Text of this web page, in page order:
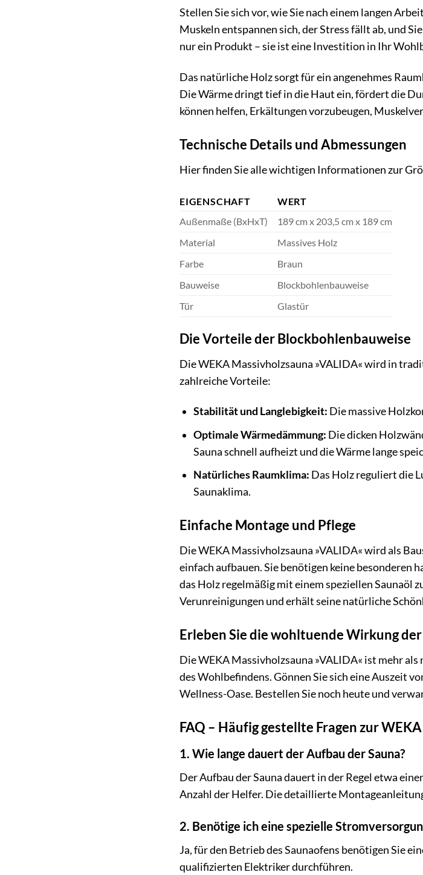
Stellen Sie sich vor, wie Sie nach einem langen
Muskeln entspannen sich, der Stress fällt ab, und
nur ein Produkt – sie ist eine Investition in Ihr
Das natürliche Holz sorgt für ein angenehmes
Die Wärme dringt tief in die Haut ein, fördert die
können helfen, Erkältungen vorzubeugen,
Technische Details und Abmessungen
Hier finden Sie alle wichtigen Informationen zur
EIGENSCHAFT
WERT
Außenmaße (BxHxT)
189 cm x 203,5 cm x 189 cm
Material
Massives Holz
Farbe
Braun
Bauweise
Blockbohlenbauweise
Tür
Glastür
Die Vorteile der Blockbohlenbauweise
Die WEKA Massivholzsauna »VALIDA« wird in
zahlreiche Vorteile:
Stabilität und Langlebigkeit: Die massive
Optimale Wärmedämmung: Die dicken
Sauna schnell aufheizt und die Wärme lange
Natürliches Raumklima: Das Holz reguliert die
Saunaklima.
Einfache Montage und Pflege
Die WEKA Massivholzsauna »VALIDA« wird als
einfach aufbauen. Sie benötigen keine besonderen
das Holz regelmäßig mit einem speziellen Saunaöl
Verunreinigungen und erhält seine natürliche
Erleben Sie die wohltuende Wirkung der
Die WEKA Massivholzsauna »VALIDA« ist mehr
des Wohlbefindens. Gönnen Sie sich eine Auszeit
Wellness-Oase. Bestellen Sie noch heute und
FAQ – Häufig gestellte Fragen zur
1. Wie lange dauert der Aufbau der Sauna?
Der Aufbau der Sauna dauert in der Regel etwa
Anzahl der Helfer. Die detaillierte
2. Benötige ich eine spezielle
Ja, für den Betrieb des Saunaofens benötigen Sie
qualifizierten Elektriker durchführen.